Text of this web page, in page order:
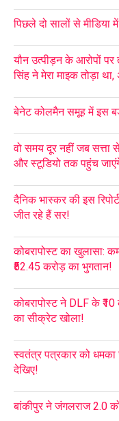
पिछले दो सालों से मीडिया
यौन उत्पीड़न के आरोपों
सिंह ने मेरा माइक तोड़ा
बेनेट कोलमैन समूह में इस बड़े
वो समय दूर नहीं जब सत्ता
और स्टूडियो तक पहुंच
दैनिक भास्कर की इस
जीत रहे हैं सर!
कोबरापोस्ट का खुलासा:
₹52.45 करोड़ का भुगतान!
कोबरापोस्ट ने DLF के
का सीक्रेट खोला!
स्वतंत्र पत्रकार को धमका
देखिए!
बांकीपुर ने जंगलराज 2.0